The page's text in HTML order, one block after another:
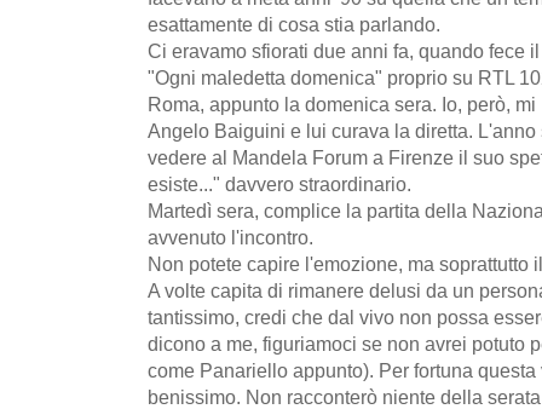
esattamente di cosa stia parlando.
Ci eravamo sfiorati due anni fa, quando fece
"Ogni maledetta domenica" proprio su RTL
Roma, appunto la domenica sera. Io, però,
Angelo Baiguini e lui curava la diretta.
vedere al Mandela Forum a Firenze il suo
esiste..." davvero straordinario.
Martedì sera, complice la partita della
avvenuto l'incontro.
Non potete capire l'emozione, ma soprattutto
A volte capita di rimanere delusi da un
tantissimo, credi che dal vivo non possa
dicono a me, figuriamoci se non avrei potuto
come Panariello appunto). Per fortuna
benissimo. Non racconterò niente della